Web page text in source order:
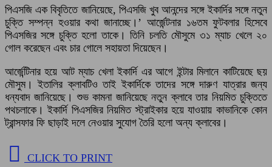
পিএসজি এক বিবৃতিতে জানিয়েছে, পিএসজি খুব আনন্দের সঙ্গে ইকার্দির সঙ্গে নতুন
চুক্তি সম্পন্ন হওয়ার কথা জানাচ্ছে।’ আর্জেন্টনার ১৬তম ফুটবলার হিসেবে
পিএসজির সঙ্গে চুক্তি হলো তাকে। তিনি চলতি মৌসুমে ৩১ ম্যাচ খেলে ২০
গোল করেছেন এবং চার গোলে সহায়তা দিয়েছেন।
আর্জেন্টিনার হয়ে আট ম্যাচ খেলা ইকার্দি এর আগে ইন্টার মিলানে কাটিয়েছে ছয়
মৌসুম। ইতালির ক্লাবটিও তাই ইকার্দিকে তাদের সঙ্গে দারুণ যাত্রার জন্য
ধন্যবাদ জানিয়েছে। শুভ কামনা জানিয়েছে নতুন ক্লাবে তার নিয়মিত চুক্তিতে
পথচলাকে। ইকার্দি পিএসজির নিয়মিত স্ট্রাইকার হয়ে যাওয়ায় কাভানিকে কোন
ট্রান্সফার ফি ছাড়াই দলে নেওয়ার সুযোগ তৈরি হলো অন্য ক্লাবের।
CLICK TO PRINT